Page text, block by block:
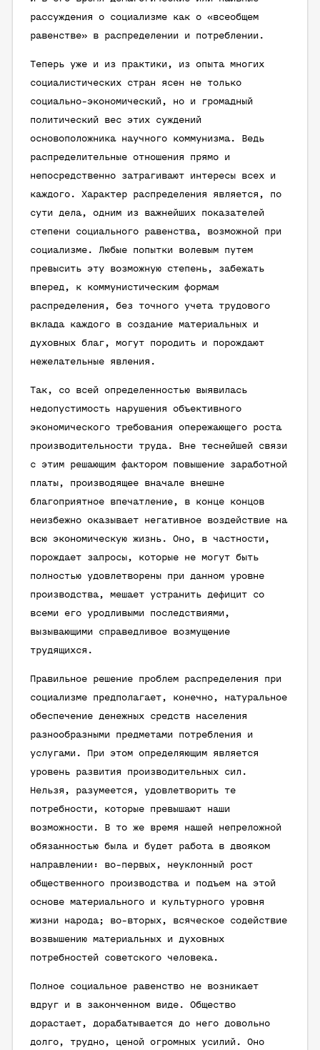
рассуждения о социализме как о «всеобщем
равенстве» в распределении и потреблении.
Теперь уже и из практики, из опыта многих
социалистических стран ясен не только
социально-экономический, но и громадный
политический вес этих суждений
основоположника научного коммунизма. Ведь
распределительные отношения прямо и
непосредственно затрагивают интересы всех и
каждого. Характер распределения является, по
сути дела, одним из важнейших показателей
степени социального равенства, возможной при
социализме. Любые попытки волевым путем
превысить эту возможную степень, забежать
вперед, к коммунистическим формам
распределения, без точного учета трудового
вклада каждого в создание материальных и
духовных благ, могут породить и порождают
нежелательные явления.
Так, со всей определенностью выявилась
недопустимость нарушения объективного
экономического требования опережающего роста
производительности труда. Вне теснейшей связи
с этим решающим фактором повышение заработной
платы, производящее вначале внешне
благоприятное впечатление, в конце концов
неизбежно оказывает негативное воздействие на
всю экономическую жизнь. Оно, в частности,
порождает запросы, которые не могут быть
полностью удовлетворены при данном уровне
производства, мешает устранить дефицит со
всеми его уродливыми последствиями,
вызывающими справедливое возмущение
трудящихся.
Правильное решение проблем распределения при
социализме предполагает, конечно, натуральное
обеспечение денежных средств населения
разнообразными предметами потребления и
услугами. При этом определяющим является
уровень развития производительных сил.
Нельзя, разумеется, удовлетворить те
потребности, которые превышают наши
возможности. В то же время нашей непреложной
обязанностью была и будет работа в двояком
направлении: во-первых, неуклонный рост
общественного производства и подъем на этой
основе материального и культурного уровня
жизни народа; во-вторых, всяческое содействие
возвышению материальных и духовных
потребностей советского человека.
Полное социальное равенство не возникает
вдруг и в законченном виде. Общество
дорастает, дорабатывается до него довольно
долго, трудно, ценой огромных усилий. Оно